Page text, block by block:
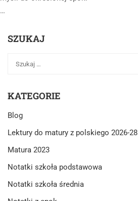
…
SZUKAJ
KATEGORIE
Blog
Lektury do matury z polskiego 2026-28
Matura 2023
Notatki szkoła podstawowa
Notatki szkoła średnia